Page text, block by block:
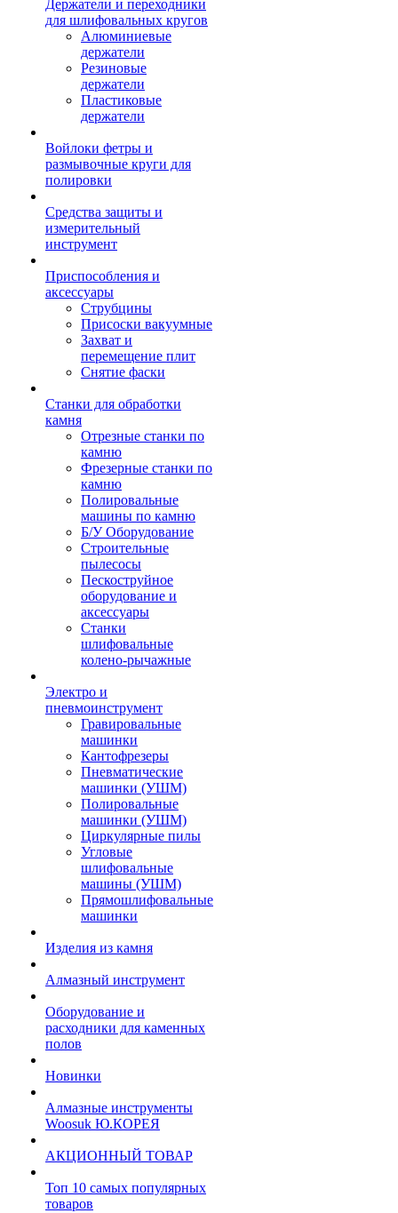
Держатели и переходники
для шлифовальных кругов
Алюминиевые
держатели
Резиновые
держатели
Пластиковые
держатели
Войлоки фетры и
размывочные круги для
полировки
Средства защиты и
измерительный
инструмент
Приспособления и
аксессуары
Струбцины
Присоски вакуумные
Захват и
перемещение плит
Снятие фаски
Станки для обработки
камня
Отрезные станки по
камню
Фрезерные станки по
камню
Полировальные
машины по камню
Б/У Оборудование
Строительные
пылесосы
Пескоструйное
оборудование и
аксессуары
Станки
шлифовальные
колено-рычажные
Электро и
пневмоинструмент
Гравировальные
машинки
Кантофрезеры
Пневматические
машинки (УШМ)
Полировальные
машинки (УШМ)
Циркулярные пилы
Угловые
шлифовальные
машины (УШМ)
Прямошлифовальные
машинки
Изделия из камня
Алмазный инструмент
Оборудование и
расходники для каменных
полов
Новинки
Алмазные инструменты
Woosuk Ю.КОРЕЯ
АКЦИОННЫЙ ТОВАР
Топ 10 самых популярных
товаров